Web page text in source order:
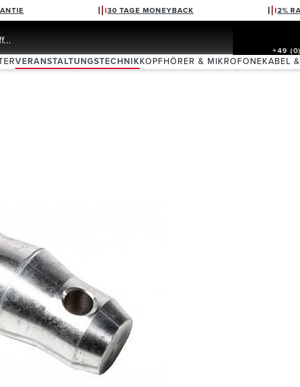
30 TAGE MONEYBACK 2%
+49
VERANSTALTUNGSTECHNIKKOPFHÖRER & MIKROFONEKABEL